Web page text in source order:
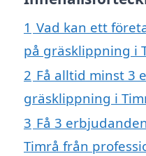
1 Vad kan ett
på gräsklippning i
2 Få alltid minst 3
gräsklippning i
3 Få 3
Timrå från